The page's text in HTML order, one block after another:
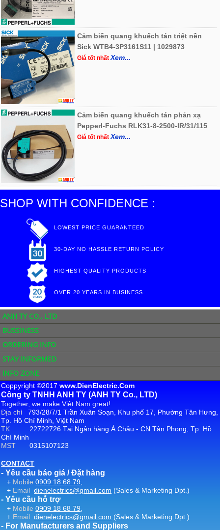
Cảm biến quang khuếch tán triệt nền
Sick WTB4-3P3161S11 | 1029873
Giá tốt nhấtXem...
Cảm biến quang khuếch tán phản xạ
Pepperl-Fuchs RLK31-8-2500-IR/31/115
Giá tốt nhấtXem...
SHOP WITH CONFIDENCE :
LOWEST PRICE GUARANTEED
30-DAY NO HASSLE RETURN POLICY
HIGHEST QUALITY PRODUCTS
OVER 20 YEARS IN BUSINESS
ANH TY CO., LTD
BUSSINESS
ORDERING INFO
STAY INFORMED
INFO ZONE
Coppyright ©2017www.DienElectric.Com
Công ty TNHH ANH TY (ANH TY Co., LTD)
Together, we make Việt Nam great!
Địa chỉ793/28/7/1 Trần Xuân Soạn, Khu phố 17, Phường Tân Hưng,
Tp. Hồ Chí Minh, Việt Nam
TK22722726 Tại Ngân hàng Á Châu - CN Tân Phong, Tp. Hồ
Chí Minh
MST0315107123
CONTACT
- Yêu cầu báo giá / Đặt hàng
+ Mobile 0909 18 68 79,
+ Email dienelectrics@gmail.com (Sales & Marketing Dpt.)
- Yêu cầu hỗ trợ
+ Mobile 0909 18 68 79,
+ Email dienelectrics@gmail.com (Sales & Marketing Dpt.)
- For Manufacturers and Suppliers